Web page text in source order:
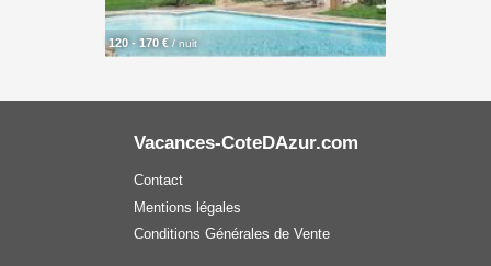
120 - 170 € / nuit
Vacances-CoteDAzur.com
Contact
Mentions légales
Conditions Générales de Vente